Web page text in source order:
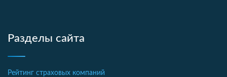
Разделы сайта
Рейтинг страховых компаний